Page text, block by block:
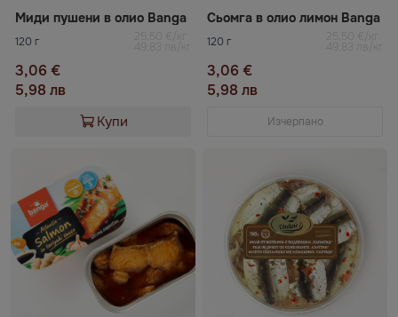
Миди пушени в олио Banga
120 г 25,50 €/кг
49,83 лв/кг
3,06 €
5,98 лв
Купи
Сьомга в олио лимон Banga
120 г 25,50 €/кг
49,83 лв/кг
3,06 €
5,98 лв
Изчерпано